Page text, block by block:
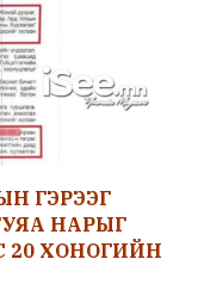
ГЭРЭЭГ
НАРЫГ
20 ХОНОГИЙН